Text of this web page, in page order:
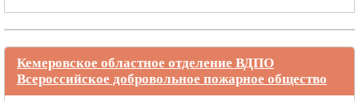
Кемеровское областное отделение ВДПО
Всероссийское добровольное пожарное общество